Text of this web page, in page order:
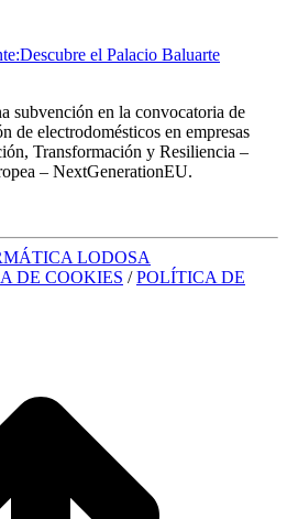
Descubre el Palacio Baluarte
subvención en la convocatoria de
de electrodomésticos en empresas
Transformación y Resiliencia –
– NextGenerationEU.
LODOSA
DE COOKIES /POLÍTICA DE